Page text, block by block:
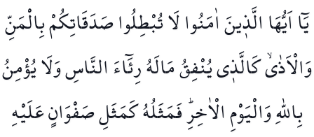
يَٓا اَيُّهَا الَّذ۪ينَ اٰمَنُوا لَا تُبْطِلُوا صَدَقَاتِكُمْ بِالْمَنِّ
وَالْاَذٰىۙ كَالَّذ۪ي يُنْفِقُ مَالَهُ رِئَٓاءَ النَّاسِ وَلَا يُؤْمِنُ
بِاللّٰهِ وَالْيَوْمِ الْاٰخِرِۜ فَمَثَلُهُ كَمَثَلِ صَفْوَانٍ عَلَيْهِ